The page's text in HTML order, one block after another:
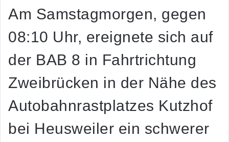
Am Samstagmorgen, gegen
08:10 Uhr, ereignete sich auf
der BAB 8 in Fahrtrichtung
Zweibrücken in der Nähe des
Autobahnrastplatzes Kutzhof
bei Heusweiler ein schwerer